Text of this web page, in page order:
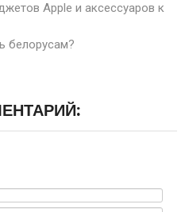
Apple и аксессуаров к
белорусам?